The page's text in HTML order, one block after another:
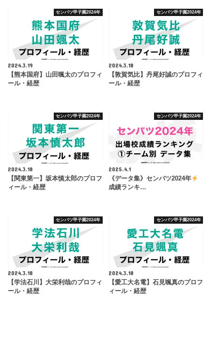
センバツ甲子園2024年
2024.3.19
【熊本国府】山田颯太のプロフィ
ール・経歴
センバツ甲子園2024年
2024.3.18
【敦賀気比】丹尾好誠のプロフィ
ール・経歴
センバツ甲子園2024年
2024.3.18
【関東第一】坂本慎太郎のプロフ
ィール・経歴
センバツ甲子園2024年
2025.4.1
《データ集》センバツ2024年
成績ランキ…
センバツ甲子園2024年
2024.3.18
【学法石川】大栄利哉のプロフィ
ール・経歴
センバツ甲子園2024年
2024.3.18
【愛工大名電】石見颯真のプロフ
ィール・経歴